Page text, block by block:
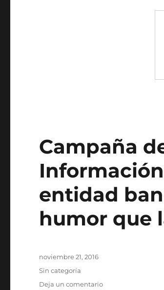
Campaña
entidad
humor que
Publicado
el
noviembre 21, 2016
Categorías
Sin categoría
Deja un comentarioen